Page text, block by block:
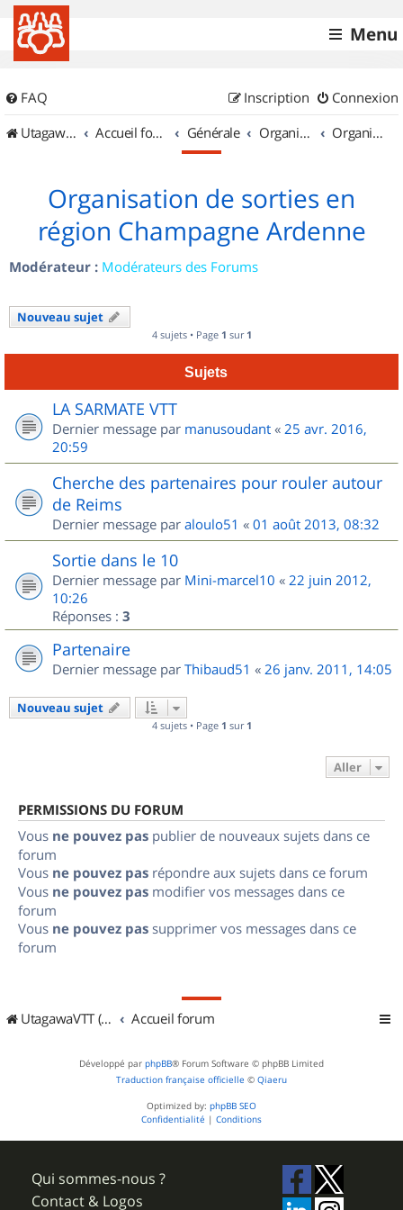
Menu
FAQ Connexion
Inscription
UtagawaVTT (Randos VTT et VTTAE avec traces GPS)
Accueil forum Générale Organisation de sorties & Recherche de partenaires Organisation de sorties en région Champagne Ardenne
Organisation de sorties en
région Champagne Ardenne
Modérateur : Modérateurs des Forums
Nouveau sujet
4 sujets • Page 1 sur 1
Sujets
LA SARMATE VTT
Dernier message par manusoudant « 25 avr. 2016,
20:59
Cherche des partenaires pour rouler autour
de Reims
Dernier message par aloulo51 « 01 août 2013, 08:32
Sortie dans le 10
Dernier message par Mini-marcel10 « 22 juin 2012,
10:26
Réponses : 3
Partenaire
Dernier message par Thibaud51 « 26 janv. 2011, 14:05
Nouveau sujet
4 sujets • Page 1 sur 1
Aller
PERMISSIONS DU FORUM
Vous ne pouvez pas publier de nouveaux sujets dans ce
forum
Vous ne pouvez pas répondre aux sujets dans ce forum
Vous ne pouvez pas modifier vos messages dans ce
forum
Vous ne pouvez pas supprimer vos messages dans ce
forum
UtagawaVTT (Randos VTT et VTTAE avec traces GPS) Accueil forum
Développé par phpBB® Forum Software © phpBB Limited
Traduction française officielle © Qiaeru
Optimized by: phpBB SEO
Confidentialité | Conditions
Qui sommes-nous ?
Contact & Logos